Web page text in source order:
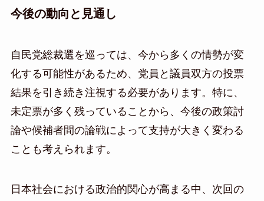
今後の動向と見通し
自民党総裁選を巡っては、今から多くの情勢が変
化する可能性があるため、党員と議員双方の投票
結果を引き続き注視する必要があります。特に、
未定票が多く残っていることから、今後の政策討
論や候補者間の論戦によって支持が大きく変わる
ことも考えられます。
日本社会における政治的関心が高まる中、次回の